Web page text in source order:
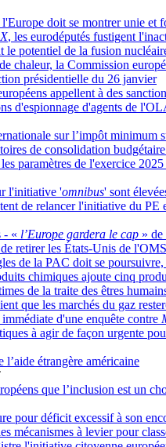
doit se montrer unie et
X, les eurodéputés fustigent
le potentiel de la fusion
chaleur, la Commission
présidentielle du 26 janvier
appellent à des
d'espionnage d'agents de
sur l’impôt minimum
de consolidation
paramètres de l'exercice 2025
l'initiative 'omnibus' sont
de relancer l'initiative du PE
- « l’Europe gardera le cap »
retirer les États-Unis de l'OMS
de la PAC doit se
chimiques ajoute cinq
de la traite des êtres
que les marchés du gaz
d'une enquête contre
à agir de façon urgente
l’aide étrangère américaine
que l’inclusion est un
pour déficit excessif à son
mécanismes à levier pour